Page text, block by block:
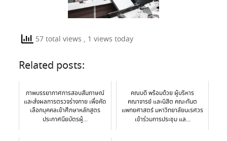
57 total views , 1 views today
Related posts:
ภาพบรรยากาศการสอบสัมภาษณ์
และส่งผลการตรวจร่างกาย เพื่อคัด
เลือกบุคคลเข้าศึกษาหลักสูตร
ประกาศนียบัตรผู้...
คณบดี พร้อมด้วย ผู้บริหาร
คณาจารย์ และนิสิต คณะทันต
แพทยศาสตร์ มหาวิทยาลัยนเรศวร
เข้าร่วมการประชุม แล...